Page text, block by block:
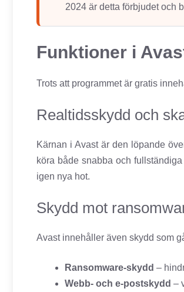
2024 är detta förbjudet och
Funktioner i
Trots att programmet är gratis
Realtidsskydd och
Kärnan i Avast är den löpande
köra både snabba och
igen nya hot.
Skydd mot
Avast innehåller även skydd som
Ransomware-skydd –
Webb- och e-postskydd –